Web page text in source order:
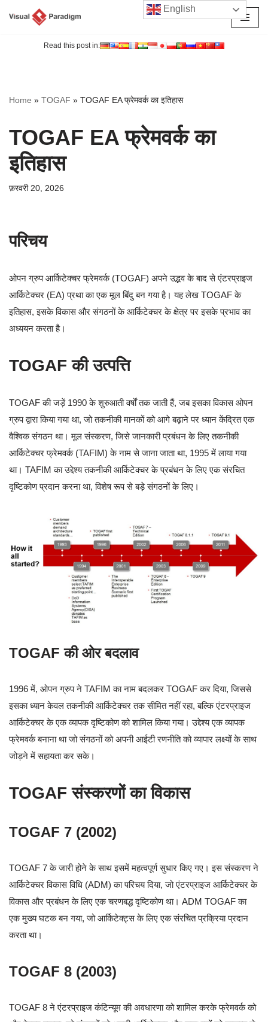
Read this post in:
Home » TOGAF » TOGAF EA फ्रेमवर्क का इतिहास
TOGAF EA फ्रेमवर्क का
इतिहास
फ़रवरी 20, 2026
परिचय
ओपन ग्रुप आर्किटेक्चर फ्रेमवर्क (TOGAF) अपने उद्भव के बाद से एंटरप्राइज
आर्किटेक्चर (EA) प्रथा का एक मूल बिंदु बन गया है। यह लेख TOGAF के
इतिहास, इसके विकास और संगठनों के आर्किटेक्चर के क्षेत्र पर इसके प्रभाव का
अध्ययन करता है।
TOGAF की उत्पत्ति
TOGAF की जड़ें 1990 के शुरुआती वर्षों तक जाती हैं, जब इसका विकास ओपन
ग्रुप द्वारा किया गया था, जो तकनीकी मानकों को आगे बढ़ाने पर ध्यान केंद्रित एक
वैश्विक संगठन था। मूल संस्करण, जिसे जानकारी प्रबंधन के लिए तकनीकी
आर्किटेक्चर फ्रेमवर्क (TAFIM) के नाम से जाना जाता था, 1995 में लाया गया
था। TAFIM का उद्देश्य तकनीकी आर्किटेक्चर के प्रबंधन के लिए एक संरचित
दृष्टिकोण प्रदान करना था, विशेष रूप से बड़े संगठनों के लिए।
TOGAF की ओर बदलाव
1996 में, ओपन ग्रुप ने TAFIM का नाम बदलकर TOGAF कर दिया, जिससे
इसका ध्यान केवल तकनीकी आर्किटेक्चर तक सीमित नहीं रहा, बल्कि एंटरप्राइज
आर्किटेक्चर के एक व्यापक दृष्टिकोण को शामिल किया गया। उद्देश्य एक व्यापक
फ्रेमवर्क बनाना था जो संगठनों को अपनी आईटी रणनीति को व्यापार लक्ष्यों के साथ
जोड़ने में सहायता कर सके।
TOGAF संस्करणों का विकास
TOGAF 7 (2002)
TOGAF 7 के जारी होने के साथ इसमें महत्वपूर्ण सुधार किए गए। इस संस्करण ने
आर्किटेक्चर विकास विधि (ADM) का परिचय दिया, जो एंटरप्राइज आर्किटेक्चर के
विकास और प्रबंधन के लिए एक चरणबद्ध दृष्टिकोण था। ADM TOGAF का
एक मुख्य घटक बन गया, जो आर्किटेक्ट्स के लिए एक संरचित प्रक्रिया प्रदान
करता था।
TOGAF 8 (2003)
TOGAF 8 ने एंटरप्राइज कंटिन्यूम की अवधारणा को शामिल करके फ्रेमवर्क को
English